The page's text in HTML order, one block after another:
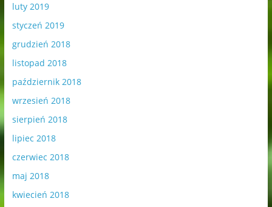
luty 2019
styczeń 2019
grudzień 2018
listopad 2018
październik 2018
wrzesień 2018
sierpień 2018
lipiec 2018
czerwiec 2018
maj 2018
kwiecień 2018